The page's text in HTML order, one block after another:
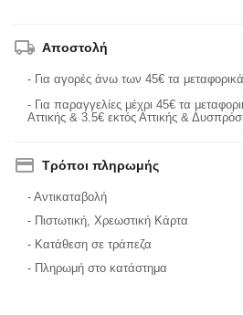
Αποστολή
- Για αγορές άνω των 45€ τα
- Για παραγγελίες μέχρι 45€ τα
Αττικής & 3.5€ εκτός Αττικής &
Τρόποι πληρωμής
- Αντικαταβολή
- Πιστωτική, Χρεωστική Κάρτα
- Κατάθεση σε τράπεζα
- Πληρωμή στο κατάστημα